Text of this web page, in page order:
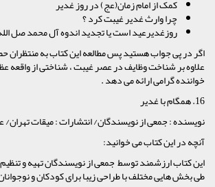
کمک از امام زمان(عج) در روز غدیر
چرا وارث غدیر غیبت کرد ؟
روزغدیرعید است یا تجدید اندوه آل محمد صل
اگر در پی جواب هستید پس مطالعه این کتاب به
علاوه بر شناخت وظایف در عصر غیبت ، شناختی از واقعه
خواننده گرامی ارائه می دهد .
16. همگام با غدیر
نویسنده : جمعی از نویسندگان/ انتشارات : میقات تهران/
آنچه در این کتاب می خوانید:
این کتاب ارزشمند توسط جمعی از نویسندگان تهیه و
طی بخش هایی مختلف با طراحی زیبا برای کودکان و